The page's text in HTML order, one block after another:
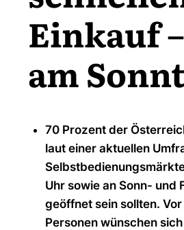
Einkauf
am
70 Prozent der
laut einer aktuellen
Uhr sowie an Sonn- und
geöffnet sein sollten.
Personen wünschen